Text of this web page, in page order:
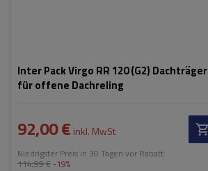
Inter Pack Virgo RR 120 (G2) Dachträger
für offene Dachreling
92,00 € inkl. MwSt
Niedrigster Preis in 30 Tagen vor Rabatt:
114,99 € -19%